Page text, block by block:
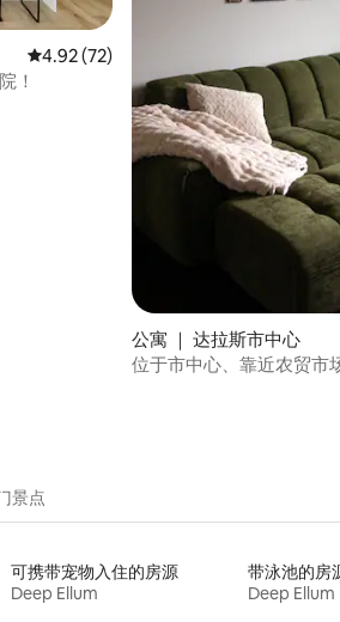
平均评分 4.92 分（满分 5 分），共 72
4.92 (72)
！
公寓 ｜ 达拉斯市中心
位于市中心、靠近农贸市
景点
可携带宠物入住的房源
Deep Ellum
带泳池的房
Deep Ellum